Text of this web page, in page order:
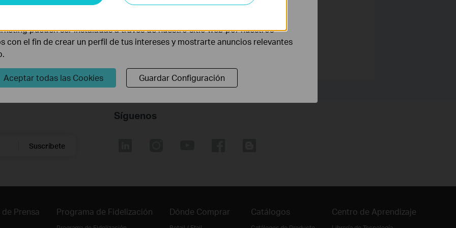
a mejorar esta web.
Suscríbete
Síguenos
Prensa Programa de Fidelización Dónde Comprar Catálogos Centro de Aprendizaje
funcionalidad del mismo.
pueden ser instaladas a través de nuestro sitio web por nuestros
con el fin de crear un perfil de tus intereses y mostrarte anuncios relevantes
Aceptar todas las Cookies Guardar Configuración